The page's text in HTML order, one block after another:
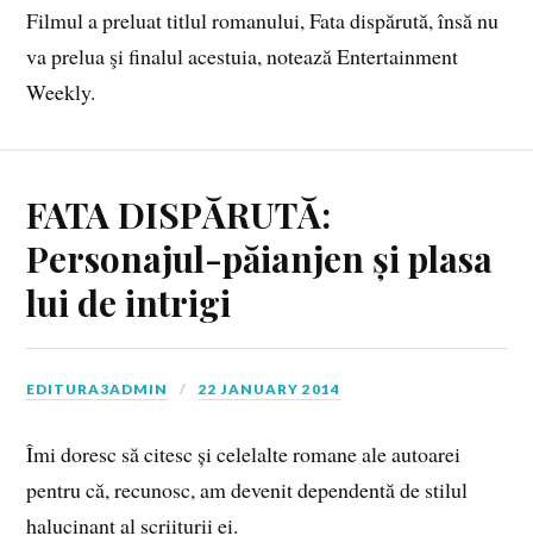
Filmul a preluat titlul romanului, Fata dispărută, însă nu
va prelua şi finalul acestuia, notează Entertainment
Weekly.
FATA DISPĂRUTĂ:
Personajul-păianjen și plasa
lui de intrigi
EDITURA3ADMIN 22 JANUARY 2014
Îmi doresc să citesc și celelalte romane ale autoarei
pentru că, recunosc, am devenit dependentă de stilul
halucinant al scriiturii ei.